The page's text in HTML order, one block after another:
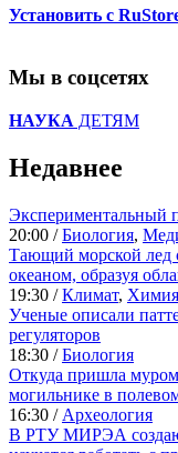
Установить с
Мы в соцсетях
НАУКА ДЕТЯМ
Недавнее
Экспериментальный
20:00 /Биология,
Тающий морской лед
океаном, образуя
19:30 /Климат, Химия
Ученые описали
регуляторов
18:30 /Биология
Откуда пришла
могильнике в
16:30 / Археология
В РТУ МИРЭА